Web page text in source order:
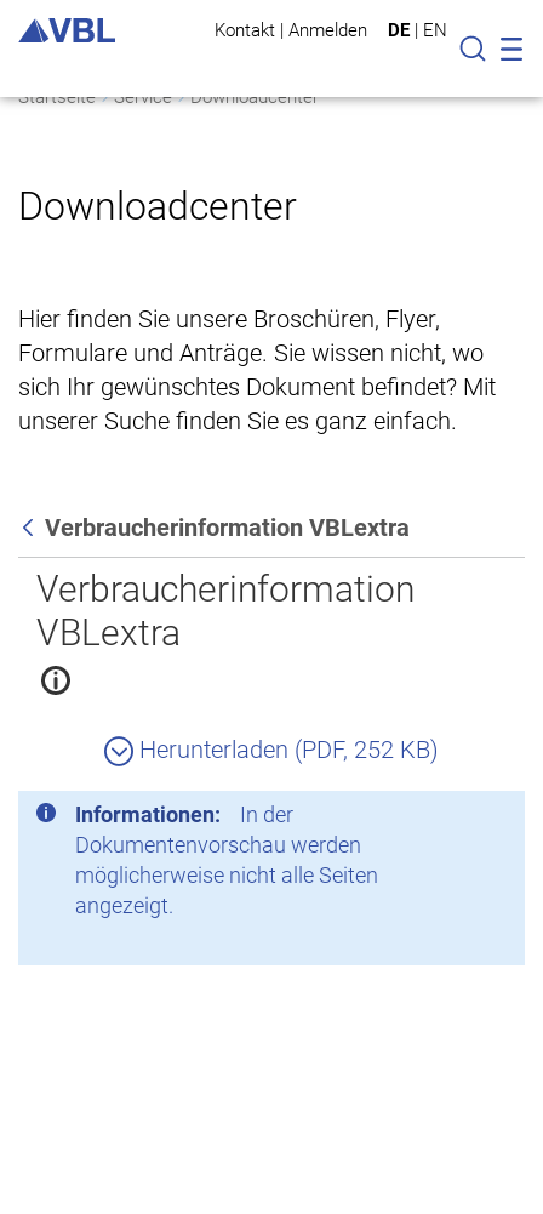
Kontakt | Anmelden DE | EN
Suche
Startseite Service Downloadcenter
Downloadcenter
Hier finden Sie unsere Broschüren, Flyer,
Formulare und Anträge. Sie wissen nicht, wo
sich Ihr gewünschtes Dokument befindet? Mit
unserer Suche finden Sie es ganz einfach.
Zurück
Verbraucherinformation VBLextra
Verbraucherinformation
VBLextra
Herunterladen (PDF, 252 KB)
Informationen:
In der
Dokumentenvorschau werden
möglicherweise nicht alle Seiten
angezeigt.